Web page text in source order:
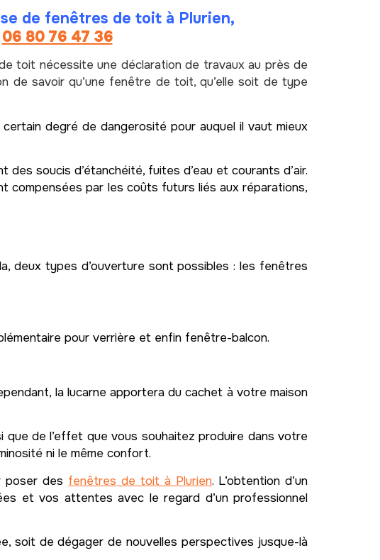
de fenêtres de toit à Plurien,
06 80 76 47 36
toit nécessite une déclaration de travaux au près de
de savoir qu’une fenêtre de toit, qu’elle soit de type
degré de dangerosité pour auquel il vaut mieux
soucis d’étanchéité, fuites d’eau et courants d’air.
compensées par les coûts futurs liés aux réparations,
deux types d’ouverture sont possibles : les fenêtres
pour verrière et enfin fenêtre-balcon.
la lucarne apportera du cachet à votre maison
de l’effet que vous souhaitez produire dans votre
ni le même confort.
poser des fenêtres de toit à Plurien. L’obtention d’un
et vos attentes avec le regard d’un professionnel
de dégager de nouvelles perspectives jusque-là